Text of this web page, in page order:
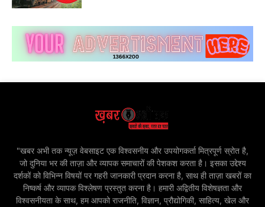
"खबर अभी तक न्यूज़ वेबसाइट एक विश्वसनीय और उपयोगकर्ता मित्रपूर्ण स्रोत है,
जो दुनिया भर की ताज़ा और व्यापक समाचारों की पेशकश करता है। इसका उद्देश्य
दर्शकों को विभिन्न विषयों पर गहरी जानकारी प्रदान करना है, साथ ही ताज़ा खबरों का
निष्कर्ष और व्यापक विश्लेषण प्रस्तुत करना है। हमारी अद्वितीय विशेषज्ञता और
विश्वसनीयता के साथ, हम आपको राजनीति, विज्ञान, प्रौद्योगिकी, साहित्य, खेल और